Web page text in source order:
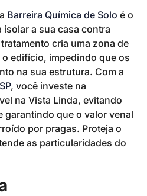
Barreira Química de Solo é o
a sua casa contra
cria uma zona de
edifício, impedindo que os
na sua estrutura. Com a
SP, você investe na
na Vista Linda, evitando
garantindo que o valor venal
por pragas. Proteja o
as particularidades do